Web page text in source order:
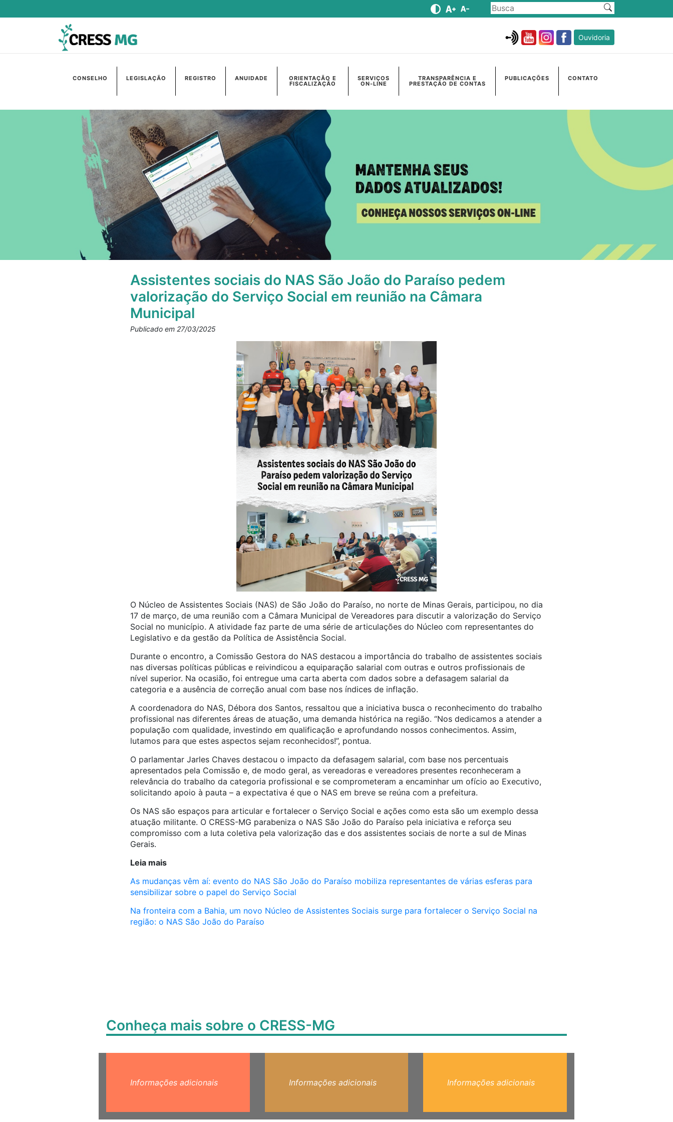
Ouvidoria
CONSELHO LEGISLAÇÃO REGISTRO ANUIDADE ORIENTAÇÃO E
FISCALIZAÇÃO
SERVIÇOS
ON-LINE
TRANSPARÊNCIA E
PRESTAÇÃO DE CONTAS
PUBLICAÇÕES CONTATO
Assistentes sociais do NAS São João do Paraíso pedem
valorização do Serviço Social em reunião na Câmara
Municipal
Publicado em 27/03/2025
O Núcleo de Assistentes Sociais (NAS) de São João do Paraíso, no norte de Minas Gerais, participou, no dia
17 de março, de uma reunião com a Câmara Municipal de Vereadores para discutir a valorização do Serviço
Social no município. A atividade faz parte de uma série de articulações do Núcleo com representantes do
Legislativo e da gestão da Política de Assistência Social.
Durante o encontro, a Comissão Gestora do NAS destacou a importância do trabalho de assistentes sociais
nas diversas políticas públicas e reivindicou a equiparação salarial com outras e outros profissionais de
nível superior. Na ocasião, foi entregue uma carta aberta com dados sobre a defasagem salarial da
categoria e a ausência de correção anual com base nos índices de inflação.
A coordenadora do NAS, Débora dos Santos, ressaltou que a iniciativa busca o reconhecimento do trabalho
profissional nas diferentes áreas de atuação, uma demanda histórica na região. “Nos dedicamos a atender a
população com qualidade, investindo em qualificação e aprofundando nossos conhecimentos. Assim,
lutamos para que estes aspectos sejam reconhecidos!”, pontua.
O parlamentar Jarles Chaves destacou o impacto da defasagem salarial, com base nos percentuais
apresentados pela Comissão e, de modo geral, as vereadoras e vereadores presentes reconheceram a
relevância do trabalho da categoria profissional e se comprometeram a encaminhar um ofício ao Executivo,
solicitando apoio à pauta – a expectativa é que o NAS em breve se reúna com a prefeitura.
Os NAS são espaços para articular e fortalecer o Serviço Social e ações como esta são um exemplo dessa
atuação militante. O CRESS-MG parabeniza o NAS São João do Paraíso pela iniciativa e reforça seu
compromisso com a luta coletiva pela valorização das e dos assistentes sociais de norte a sul de Minas
Gerais.
Leia mais
As mudanças vêm aí: evento do NAS São João do Paraíso mobiliza representantes de várias esferas para
sensibilizar sobre o papel do Serviço Social
Na fronteira com a Bahia, um novo Núcleo de Assistentes Sociais surge para fortalecer o Serviço Social na
região: o NAS São João do Paraíso
Conheça mais sobre o CRESS-MG
Informações adicionais Informações adicionais Informações adicionais